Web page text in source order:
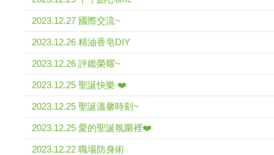
2023.12.27 國際交流~
2023.12.26 精油香皂DIY
2023.12.26 評鑑榮耀~
2023.12.25 聖誕快樂 ❤️
2023.12.25 聖誕溫馨時刻~
2023.12.25 愛的聖誕氛圍裡❤️
2023.12.22 職場防身術